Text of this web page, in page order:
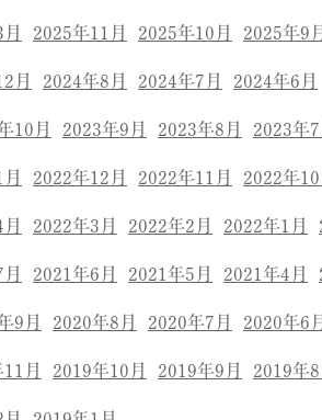
2025年11月 2025年10月 2025年9
月 2024年8月 2024年7月 2024年6月
10月 2023年9月 2023年8月 2023年7
2022年12月 2022年11月 2022年10
2022年3月 2022年2月 2022年1月
2021年6月 2021年5月 2021年4月
9月 2020年8月 2020年7月 2020年6
月 2019年10月 2019年9月 2019年8